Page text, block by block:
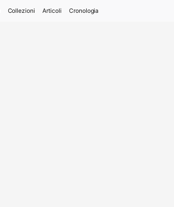
Collezioni Articoli Cronologia